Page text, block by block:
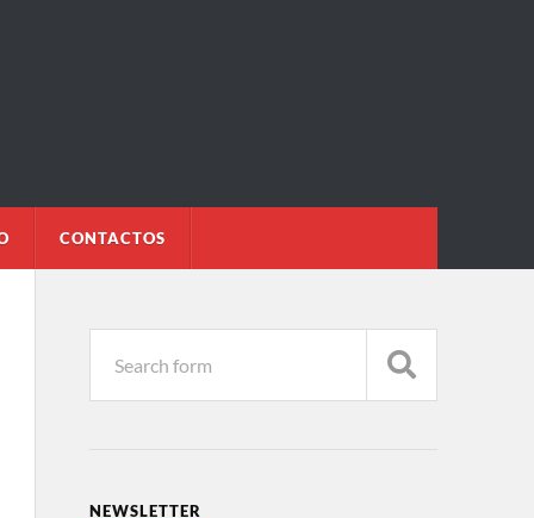
CONTACTOS
NEWSLETTER